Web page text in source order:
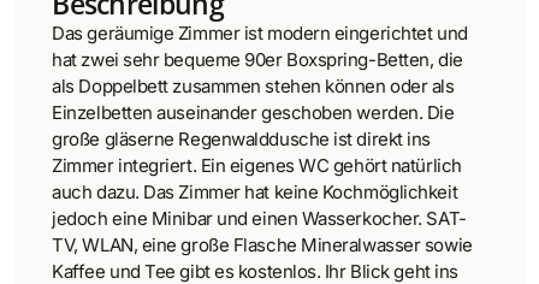
Das geräumige Zimmer ist modern eingerichtet und
hat zwei sehr bequeme 90er Boxspring-Betten, die
als Doppelbett zusammen stehen können oder als
Einzelbetten auseinander geschoben werden. Die
große gläserne Regenwalddusche ist direkt ins
Zimmer integriert. Ein eigenes WC gehört natürlich
auch dazu. Das Zimmer hat keine Kochmöglichkeit
jedoch eine Minibar und einen Wasserkocher. SAT-
TV, WLAN, eine große Flasche Mineralwasser sowie
Kaffee und Tee gibt es kostenlos. Ihr Blick geht ins